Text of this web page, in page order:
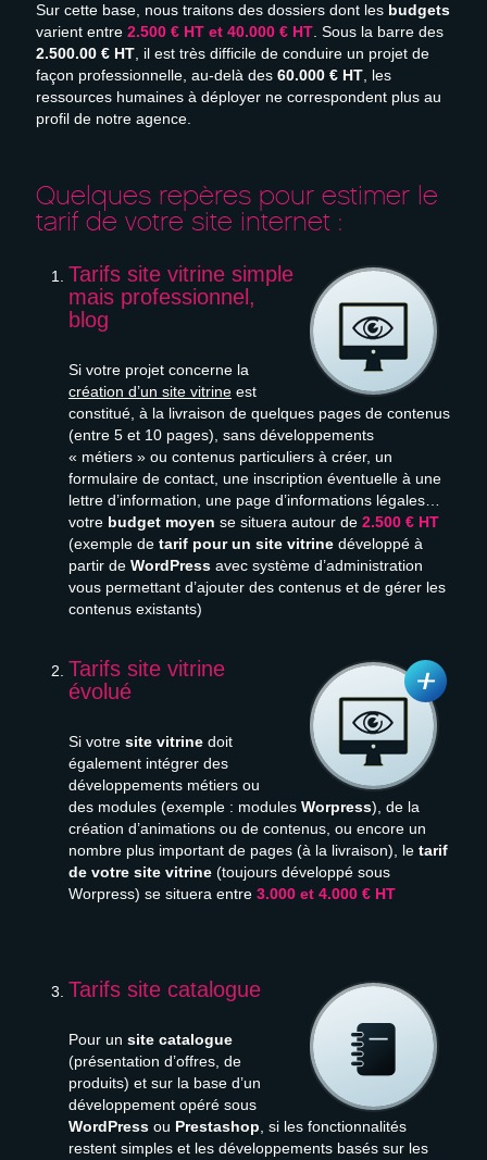
Sur cette base, nous traitons des dossiers dont les budgets
varient entre 2.500 € HT et 40.000 € HT . Sous la barre des
2.500.00 € HT , il est très difficile de conduire un projet de
façon professionnelle, au-delà des 60.000 € HT , les
ressources humaines à déployer ne correspondent plus au
profil de notre agence.
Quelques repères pour estimer le
tarif de votre site internet :
Tarifs site vitrine simple
mais professionnel,
blog
Si votre projet concerne la
création d’un site vitrine est
constitué, à la livraison de quelques pages de contenus
(entre 5 et 10 pages), sans développements
« métiers » ou contenus particuliers à créer, un
formulaire de contact, une inscription éventuelle à une
lettre d’information, une page d’informations légales…
votre budget moyen se situera autour de 2.500 € HT
(exemple de tarif pour un site vitrine développé à
partir de WordPress avec système d’administration
vous permettant d’ajouter des contenus et de gérer les
contenus existants)
Tarifs site vitrine
évolué
Si votre site vitrine doit
également intégrer des
développements métiers ou
des modules (exemple : modules Worpress), de la
création d’animations ou de contenus, ou encore un
nombre plus important de pages (à la livraison), le tarif
de votre site vitrine (toujours développé sous
Worpress) se situera entre 3.000 et 4.000 € HT
Tarifs site catalogue
Pour un site catalogue
(présentation d’offres, de
produits) et sur la base d’un
développement opéré sous
WordPress ou Prestashop , si les fonctionnalités
restent simples et les développements basés sur les